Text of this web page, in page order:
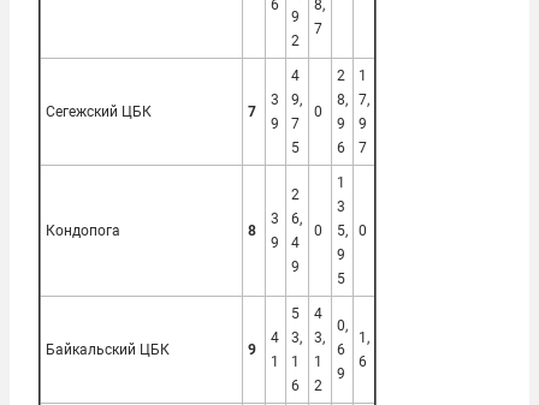
6
9
2
8,
7
Сегежский ЦБК 7
3
9
4
9,
7
5
0
2
8,
9
6
1
7,
9
7
Кондопога 8
3
9
2
6,
4
9
0
1
3
5,
9
5
0
Байкальский ЦБК 9
4
1
5
3,
1
6
4
3,
1
2
0,
6
9
1,
6